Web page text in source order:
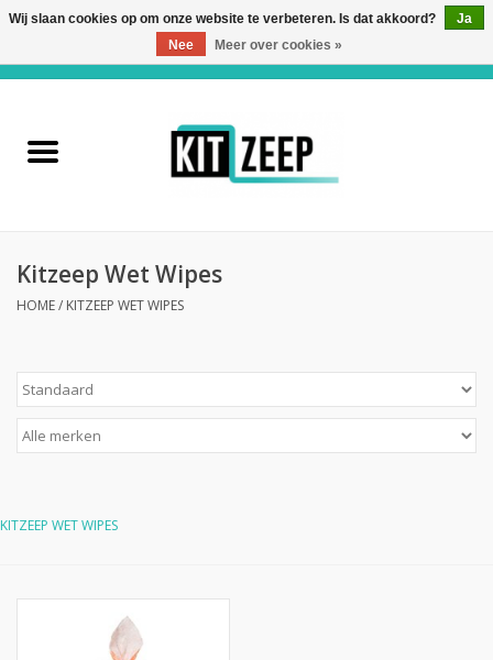
Kitzeep
Verwerkingsmateriaal
Over ons
Kitzeep Wet Wipes
HOME/ KITZEEP WET WIPES
KITZEEP WET WIPES
Wij slaan cookies op om onze website te verbeteren. Is dat akkoord?
Ja
Nee
Meer over cookies »